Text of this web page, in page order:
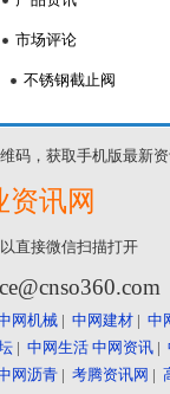
市场评论
不锈钢截止阀
码，获取手机版最新
资讯网
直接微信扫描打开
网机械 | 中网建材 | 中
| 中网生活 中网资讯 |
网沥青 | 考腾资讯网 |